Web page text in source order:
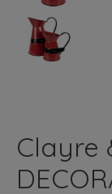
Clayre